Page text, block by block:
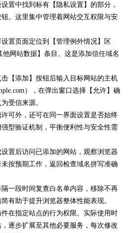
置中找到标有【隐私设置】的部分，
。这里集中管理着网站交互权限与安
置页面定位到【管理例外情况】区
他网站数据】条目。这是添加信任域名
【添加】按钮后输入目标网站的主机
），在弹出窗口选择【允许】确
受信来源。
可外，还可在同一界面设置是否始终
型验证机制，平衡便利性与安全性需
置后访问已添加的网站，观察浏览器
按预期工作，返回检查域名拼写准确
一段时间复查白名单内容，移除不再
有助于提升浏览器整体性能表现。
在指定站点的行为权限。实际使用时
逐步扩展至其他必要服务，每次修改